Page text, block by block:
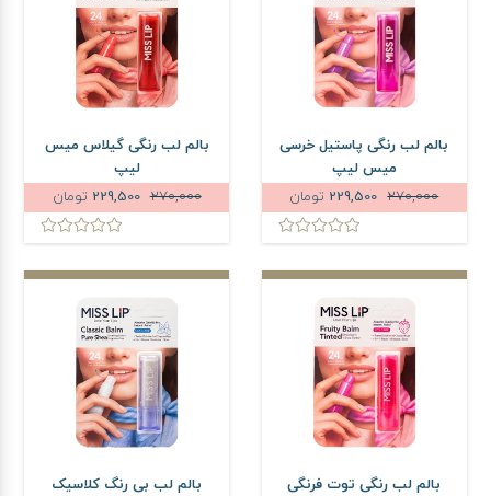
بالم لب رنگی پاستیل خرسی
میس لیپ
270,000
تومان
بالم لب رنگی گیلاس میس
لیپ
270,000
229,500 تومان
بالم لب رنگی توت فرنگی بالم لب بی رنگ کلاسیک